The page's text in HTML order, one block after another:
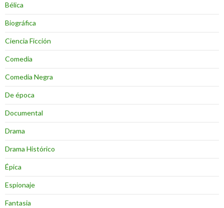
Bélica
Biográfica
Ciencia Ficción
Comedia
Comedia Negra
De época
Documental
Drama
Drama Histórico
Épica
Espionaje
Fantasia